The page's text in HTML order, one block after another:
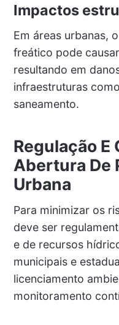
Impactos
Em áreas urbanas,
freático pode
resultando em
infraestruturas
saneamento.
Regulação E
Abertura De
Urbana
Para minimizar os
deve ser
e de recursos
municipais e
licenciamento
monitoramento